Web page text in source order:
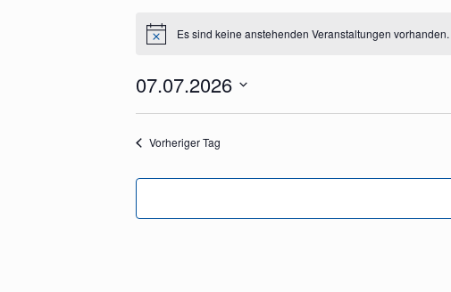
JuliHinweisEs sind keine anstehenden Veranstaltungen vorhanden.
07.07.2026
Vorheriger Tag